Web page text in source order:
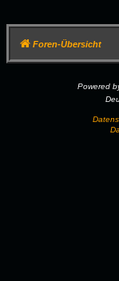
Foren-Übersicht
Powered